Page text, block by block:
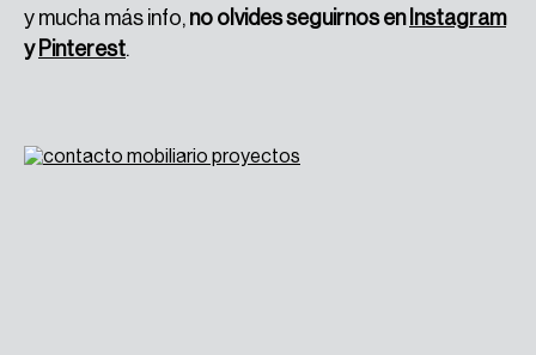
y mucha más info, no olvides seguirnos en Instagram
y Pinterest.